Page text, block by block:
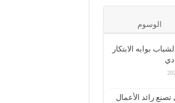
الوسوم
بوابه الابتكار
تصنع رائد الأعمال